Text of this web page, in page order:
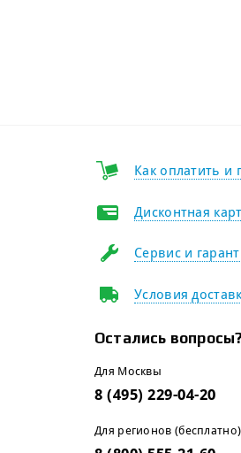
Как оплатить и
Дисконтная
Сервис и
Условия
Остались вопросы?
Для Москвы
8 (495) 229-04-20
Для регионов (бесплатно)